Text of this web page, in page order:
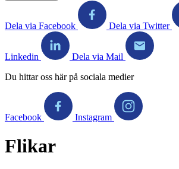
Dela via Facebook Dela via Twitter
Linkedin
Dela via Mail
Du hittar oss här på sociala medier
Facebook Instagram
Flikar